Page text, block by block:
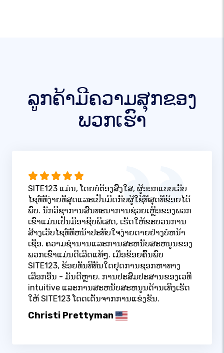
ລູກຄ້າມີຄວາມສຸກຂອງ
ພວກເຮົາ
SITE123 ແມ່ນ, ໂດຍບໍ່ຕ້ອງສົງໃສ, ຜູ້ອອກແບບເວັບ
ໄຊທ໌ທີ່ງ່າຍທີ່ສຸດແລະເປັນມິດກັບຜູ້ໃຊ້ທີ່ສຸດທີ່ຂ້ອຍໄດ້
ພົບ. ນັກວິຊາການສົນທະນາການຊ່ວຍເຫຼືອຂອງພວກ
ເຂົາແມ່ນເປັນມືອາຊີບພິເສດ, ເຮັດໃຫ້ຂະບວນການ
ສ້າງເວັບໄຊທ໌ທີ່ຫນ້າປະທັບໃຈງ່າຍດາຍຢ່າງບໍ່ຫນ້າ
ເຊື່ອ. ຄວາມຊໍານານແລະການສະຫນັບສະຫນູນຂອງ
ພວກເຂົາແມ່ນດີເລີດແທ້ໆ. ເມື່ອຂ້ອຍຄົ້ນພົບ
SITE123, ຂ້ອຍທັນທີທັນໃດຢຸດການຊອກຫາທາງ
ເລືອກອື່ນ - ມັນດີຫຼາຍ. ການປະສົມປະສານຂອງເວທີ
intuitive ແລະການສະຫນັບສະຫນູນດ້ານເທິງເຮັດ
ໃຫ້ SITE123 ໂດດເດັ່ນຈາກການແຂ່ງຂັນ.
Christi Prettyman